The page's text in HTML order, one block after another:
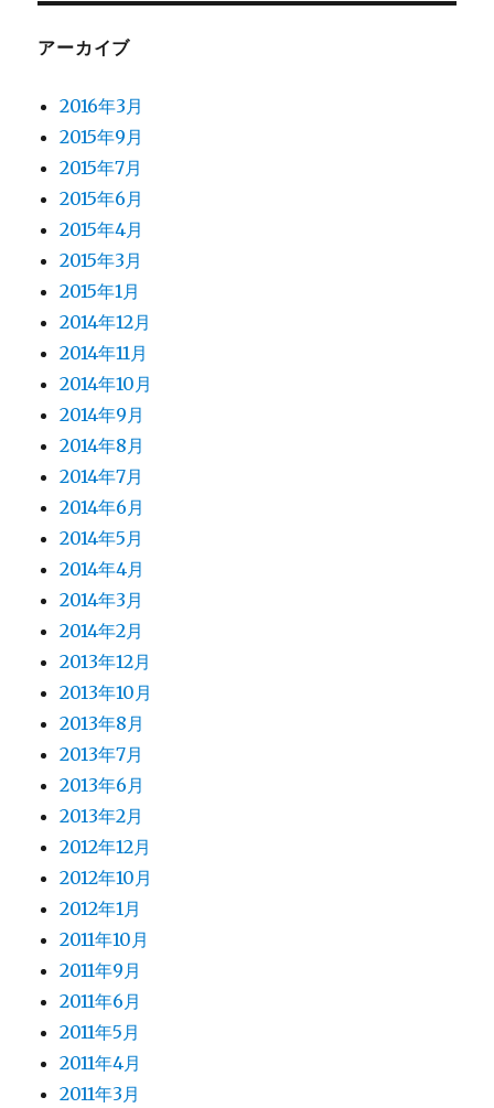
アーカイブ
2016年3月
2015年9月
2015年7月
2015年6月
2015年4月
2015年3月
2015年1月
2014年12月
2014年11月
2014年10月
2014年9月
2014年8月
2014年7月
2014年6月
2014年5月
2014年4月
2014年3月
2014年2月
2013年12月
2013年10月
2013年8月
2013年7月
2013年6月
2013年2月
2012年12月
2012年10月
2012年1月
2011年10月
2011年9月
2011年6月
2011年5月
2011年4月
2011年3月